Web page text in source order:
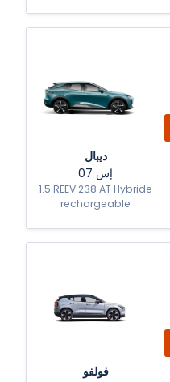
ديبال
إس 07
1.5 REEV 238 AT Hybride
rechargeable
فولفو